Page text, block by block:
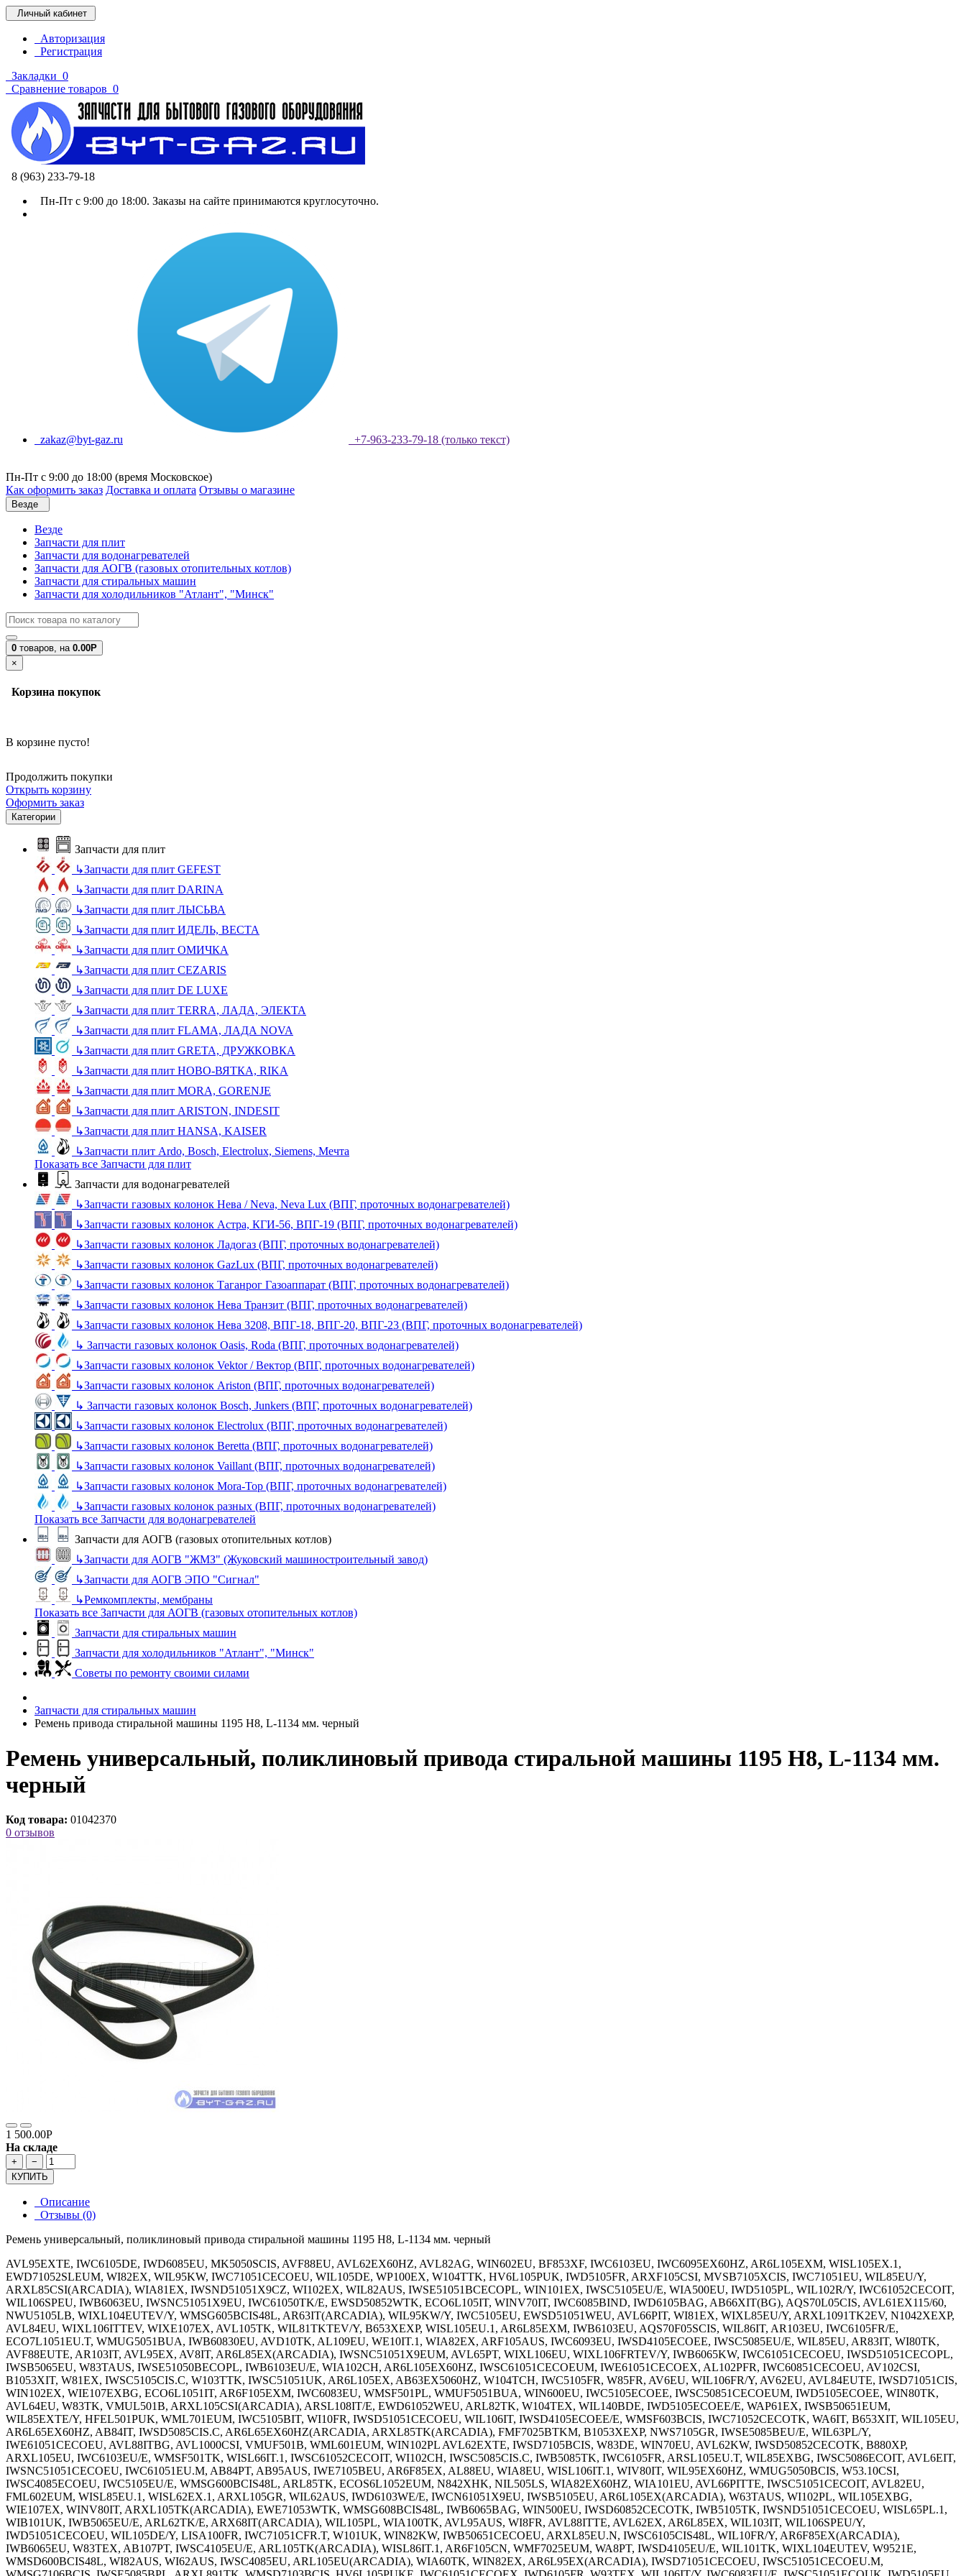
Личный кабинет
Авторизация
Регистрация
Закладки 0
Сравнение товаров 0
8 (963) 233-79-18
Пн-Пт с 9:00 до 18:00. Заказы на сайте принимаются круглосуточно.
zakaz@byt-gaz.ru +7-963-233-79-18 (только текст)
Пн-Пт с 9:00 до 18:00 (время Московское)
Как оформить заказ Доставка и оплата Отзывы о магазине
Везде
Везде
Запчасти для плит
Запчасти для водонагревателей
Запчасти для АОГВ (газовых отопительных котлов)
Запчасти для стиральных машин
Запчасти для холодильников "Атлант", "Минск"
0 товаров, на 0.00Р
×
Корзина покупок
В корзине пусто!
Продолжить покупки
Открыть корзину
Оформить заказ
Категории
Запчасти для плит
↳Запчасти для плит GEFEST
↳Запчасти для плит DARINA
↳Запчасти для плит ЛЫСЬВА
↳Запчасти для плит ИДЕЛЬ, ВЕСТА
↳Запчасти для плит ОМИЧКА
↳Запчасти для плит CEZARIS
↳Запчасти для плит DE LUXE
↳Запчасти для плит TERRA, ЛАДА, ЭЛЕКТА
↳Запчасти для плит FLAMA, ЛАДА NOVA
↳Запчасти для плит GRETA, ДРУЖКОВКА
↳Запчасти для плит НОВО-ВЯТКА, RIKA
↳Запчасти для плит MORA, GORENJE
↳Запчасти для плит ARISTON, INDESIT
↳Запчасти для плит HANSA, KAISER
↳Запчасти плит Ardo, Bosch, Electrolux, Siemens, Мечта
Показать все Запчасти для плит
Запчасти для водонагревателей
↳Запчасти газовых колонок Нева / Neva, Neva Lux (ВПГ, проточных водонагревателей)
↳Запчасти газовых колонок Астра, КГИ-56, ВПГ-19 (ВПГ, проточных водонагревателей)
↳Запчасти газовых колонок Ладогаз (ВПГ, проточных водонагревателей)
↳Запчасти газовых колонок GazLux (ВПГ, проточных водонагревателей)
↳Запчасти газовых колонок Таганрог Газоаппарат (ВПГ, проточных водонагревателей)
↳Запчасти газовых колонок Нева Транзит (ВПГ, проточных водонагревателей)
↳Запчасти газовых колонок Нева 3208, ВПГ-18, ВПГ-20, ВПГ-23 (ВПГ, проточных водонагревателей)
↳ Запчасти газовых колонок Oasis, Roda (ВПГ, проточных водонагревателей)
↳Запчасти газовых колонок Vektor / Вектор (ВПГ, проточных водонагревателей)
↳Запчасти газовых колонок Ariston (ВПГ, проточных водонагревателей)
↳ Запчасти газовых колонок Bosch, Junkers (ВПГ, проточных водонагревателей)
↳Запчасти газовых колонок Electrolux (ВПГ, проточных водонагревателей)
↳Запчасти газовых колонок Beretta (ВПГ, проточных водонагревателей)
↳Запчасти газовых колонок Vaillant (ВПГ, проточных водонагревателей)
↳Запчасти газовых колонок Mora-Top (ВПГ, проточных водонагревателей)
↳Запчасти газовых колонок разных (ВПГ, проточных водонагревателей)
Показать все Запчасти для водонагревателей
Запчасти для АОГВ (газовых отопительных котлов)
↳Запчасти для АОГВ "ЖМЗ" (Жуковский машиностроительный завод)
↳Запчасти для АОГВ ЭПО "Сигнал"
↳Ремкомплекты, мембраны
Показать все Запчасти для АОГВ (газовых отопительных котлов)
Запчасти для стиральных машин
Запчасти для холодильников "Атлант", "Минск"
Советы по ремонту своими силами
Запчасти для стиральных машин
Ремень привода стиральной машины 1195 H8, L-1134 мм. черный
Ремень универсальный, поликлиновый привода стиральной машины 1195 H8, L-1134 мм.
черный
Код товара: 01042370
0 отзывов
1 500.00Р
На складе
+
−
КУПИТЬ
Описание
Отзывы (0)
Ремень универсальный, поликлиновый привода стиральной машины 1195 H8, L-1134 мм. черный
AVL95EXTE, IWC6105DE, IWD6085EU, MK5050SCIS, AVF88EU, AVL62EX60HZ, AVL82AG, WIN602EU, BF853XF, IWC6103EU, IWC6095EX60HZ, AR6L105EXM, WISL105EX.1,
EWD71052SLEUM, WI82EX, WIL95KW, IWC71051CECOEU, WIL105DE, WP100EX, W104TTK, HV6L105PUK, IWD5105FR, ARXF105CSI, MVSB7105XCIS, IWC71051EU, WIL85EU/Y,
ARXL85CSI(ARCADIA), WIA81EX, IWSND51051X9CZ, WI102EX, WIL82AUS, IWSE51051BCECOPL, WIN101EX, IWSC5105EU/E, WIA500EU, IWD5105PL, WIL102R/Y, IWC61052CECOIT,
WIL106SPEU, IWB6063EU, IWSNC51051X9EU, IWC61050TK/E, EWSD50852WTK, ECO6L105IT, WINV70IT, IWC6085BIND, IWD6105BAG, AB66XIT(BG), AQS70L05CIS, AVL61EX115/60,
NWU5105LB, WIXL104EUTEV/Y, WMSG605BCIS48L, AR63IT(ARCADIA), WIL95KW/Y, IWC5105EU, EWSD51051WEU, AVL66PIT, WI81EX, WIXL85EU/Y, ARXL1091TK2EV, N1042XEXP,
AVL84EU, WIXL106ITTEV, WIXE107EX, AVL105TK, WIL81TKTEV/Y, B653XEXP, WISL105EU.1, AR6L85EXM, IWB6103EU, AQS70F05SCIS, WIL86IT, AR103EU, IWC6105FR/E,
ECO7L1051EU.T, WMUG5051BUA, IWB60830EU, AVD10TK, AL109EU, WE10IT.1, WIA82EX, ARF105AUS, IWC6093EU, IWSD4105ECOEE, IWSC5085EU/E, WIL85EU, AR83IT, WI80TK,
AVF88EUTE, AR103IT, AVL95EX, AV8IT, AR6L85EX(ARCADIA), IWSNC51051X9EUM, AVL65PT, WIXL106EU, WIXL106FRTEV/Y, IWB6065KW, IWC61051CECOEU, IWSD51051CECOPL,
IWSB5065EU, W83TAUS, IWSE51050BECOPL, IWB6103EU/E, WIA102CH, AR6L105EX60HZ, IWSC61051CECOEUM, IWE61051CECOEX, AL102PFR, IWC60851CECOEU, AV102CSI,
B1053XIT, W81EX, IWSC5105CIS.C, W103TTK, IWSC51051UK, AR6L105EX, AB63EX5060HZ, W104TCH, IWC5105FR, W85FR, AV6EU, WIL106FR/Y, AV62EU, AVL84EUTE, IWSD71051CIS,
WIN102EX, WIE107EXBG, ECO6L1051IT, AR6F105EXM, IWC6083EU, WMSF501PL, WMUF5051BUA, WIN600EU, IWC5105ECOEE, IWSC50851CECOEUM, IWD5105ECOEE, WIN80TK,
AVL64EU, W83TK, VMUL501B, ARXL105CSI(ARCADIA), ARSL108IT/E, EWD61052WEU, ARL82TK, W104TEX, WIL140BDE, IWD5105ECOEE/E, WAP61EX, IWSB50651EUM,
WIL85EXTE/Y, HFEL501PUK, WML701EUM, IWC5105BIT, WI10FR, IWSD51051CECOEU, WIL106IT, IWSD4105ECOEE/E, WMSF603BCIS, IWC71052CECOTK, WA6IT, B653XIT, WIL105EU,
AR6L65EX60HZ, AB84IT, IWSD5085CIS.C, AR6L65EX60HZ(ARCADIA, ARXL85TK(ARCADIA), FMF7025BTKM, B1053XEXP, NWS7105GR, IWSE5085BEU/E, WIL63PL/Y,
IWE61051CECOEU, AVL88ITBG, AVL1000CSI, VMUF501B, WML601EUM, WIN102PL AVL62EXTE, IWSD7105BCIS, W83DE, WIN70EU, AVL62KW, IWSD50852CECOTK, B880XP,
ARXL105EU, IWC6103EU/E, WMSF501TK, WISL66IT.1, IWSC61052CECOIT, WI102CH, IWSC5085CIS.C, IWB5085TK, IWC6105FR, ARSL105EU.T, WIL85EXBG, IWSC5086ECOIT, AVL6EIT,
IWSNC51051CECOEU, IWC61051EU.M, AB84PT, AB95AUS, IWE7105BEU, AR6F85EX, AL88EU, WIA8EU, WISL106IT.1, WIV80IT, WIL95EX60HZ, WMUG5050BCIS, W53.10CSI,
IWSC4085ECOEU, IWC5105EU/E, WMSG600BCIS48L, ARL85TK, ECOS6L1052EUM, N842XHK, NIL505LS, WIA82EX60HZ, WIA101EU, AVL66PITTE, IWSC51051CECOIT, AVL82EU,
FML602EUM, WISL85EU.1, WISL62EX.1, ARXL105GR, WIL62AUS, IWD6103WE/E, IWCN61051X9EU, IWSB5105EU, AR6L105EX(ARCADIA), W63TAUS, WI102PL, WIL105EXBG,
WIE107EX, WINV80IT, ARXL105TK(ARCADIA), EWE71053WTK, WMSG608BCIS48L, IWB6065BAG, WIN500EU, IWSD60852CECOTK, IWB5105TK, IWSND51051CECOEU, WISL65PL.1,
WIB101UK, IWB5065EU/E, ARL62TK/E, ARX68IT(ARCADIA), WIL105PL, WIA100TK, AVL95AUS, WI8FR, AVL88ITTE, AVL62EX, AR6L85EX, WIL103IT, WIL106SPEU/Y,
IWD51051CECOEU, WIL105DE/Y, LISA100FR, IWC71051CFR.T, W101UK, WIN82KW, IWB50651CECOEU, ARXL85EU.N, IWSC6105CIS48L, WIL10FR/Y, AR6F85EX(ARCADIA),
IWB6065EU, W83TEX, AB107PT, IWSC4105EU/E, ARL105TK(ARCADIA), WISL86IT.1, AR6F105CN, WMF7025EUM, WA8PT, IWSD4105EU/E, WIL101TK, WIXL104EUTEV, W9521E,
WMSD600BCIS48L, WI82AUS, WI62AUS, IWSC4085EU, ARL105EU(ARCADIA), WIA60TK, WIN82EX, AR6L95EX(ARCADIA), IWSD71051CECOEU, IWSC51051CECOEU.M,